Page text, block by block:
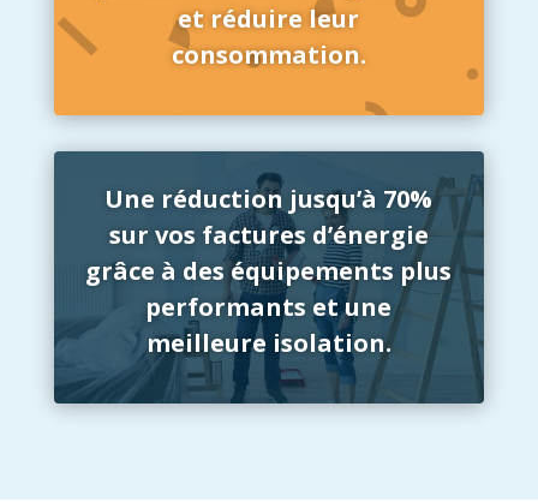
et réduire leur
consommation.
Une réduction jusqu’à 70%
sur vos factures d’énergie
grâce à des équipements plus
performants et une
meilleure isolation.